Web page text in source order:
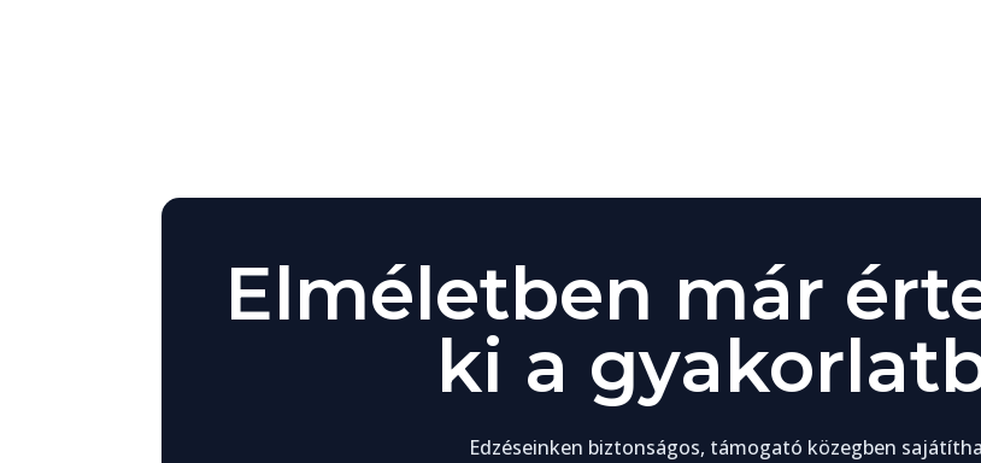
Elméletben már
ki a
Edzéseinken biztonságos, támogató közegben